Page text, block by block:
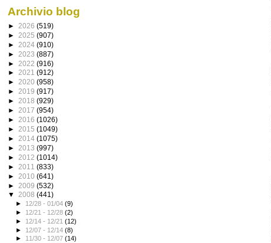
Archivio blog
► 2026 (519)
► 2025 (907)
► 2024 (910)
► 2023 (887)
► 2022 (916)
► 2021 (912)
► 2020 (958)
► 2019 (917)
► 2018 (929)
► 2017 (954)
► 2016 (1026)
► 2015 (1049)
► 2014 (1075)
► 2013 (997)
► 2012 (1014)
► 2011 (833)
► 2010 (641)
► 2009 (532)
▼ 2008 (441)
► 12/28 - 01/04(9)
► 12/21 - 12/28(2)
► 12/14 - 12/21(12)
► 12/07 - 12/14(8)
► 11/30 - 12/07(14)